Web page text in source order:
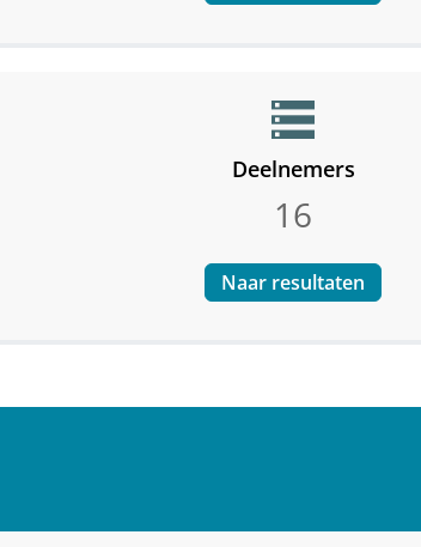
storage
Deelnemers
16
Naar resultaten